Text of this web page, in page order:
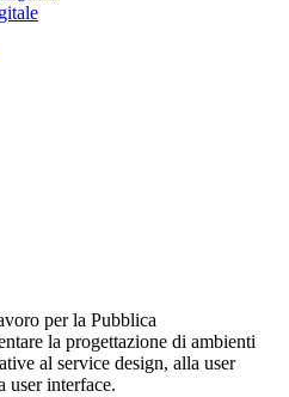
per la Pubblica
la progettazione di ambienti
al service design, alla user
user interface.